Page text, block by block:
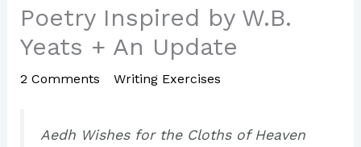
Poetry Inspired by W.B.
Yeats + An Update
2 Comments Writing Exercises
Aedh Wishes for the Cloths of Heaven